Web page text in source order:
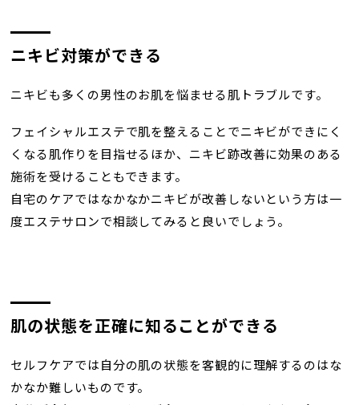
ニキビ対策ができる
ニキビも多くの男性のお肌を悩ませる肌トラブルです。
フェイシャルエステで肌を整えることでニキビができにく
くなる肌作りを目指せるほか、ニキビ跡改善に効果のある
施術を受けることもできます。
自宅のケアではなかなかニキビが改善しないという方は一
度エステサロンで相談してみると良いでしょう。
肌の状態を正確に知ることができる
セルフケアでは自分の肌の状態を客観的に理解するのはな
かなか難しいものです。